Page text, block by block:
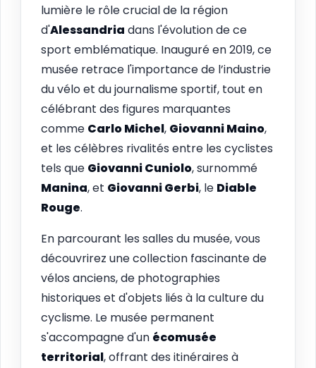
lumière le rôle crucial de la région
d'Alessandria dans l'évolution de ce
sport emblématique. Inauguré en 2019, ce
musée retrace l'importance de l’industrie
du vélo et du journalisme sportif, tout en
célébrant des figures marquantes
comme Carlo Michel, Giovanni Maino,
et les célèbres rivalités entre les cyclistes
tels que Giovanni Cuniolo, surnommé
Manina, et Giovanni Gerbi, le Diable
Rouge.
En parcourant les salles du musée, vous
découvrirez une collection fascinante de
vélos anciens, de photographies
historiques et d'objets liés à la culture du
cyclisme. Le musée permanent
s'accompagne d'un écomusée
territorial, offrant des itinéraires à